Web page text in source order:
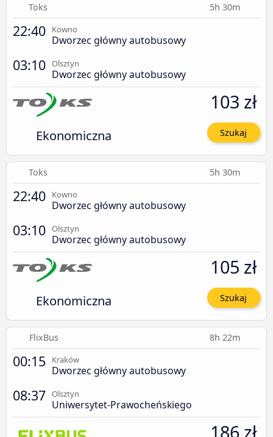
Toks 5h 30m
22:40 Kowno
Dworzec główny autobusowy
03:10 Olsztyn
Dworzec główny autobusowy
Ekonomiczna
103 zł
Szukaj
Toks 5h 30m
22:40 Kowno
Dworzec główny autobusowy
03:10 Olsztyn
Dworzec główny autobusowy
Ekonomiczna
105 zł
Szukaj
FlixBus 8h 22m
00:15 Kraków
Dworzec główny autobusowy
08:37 Olsztyn
Uniwersytet-Prawocheńskiego
186 zł